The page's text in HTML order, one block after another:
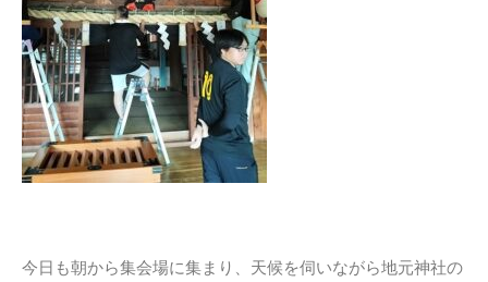
今日も朝から集会場に集まり、天候を伺いながら地元神社の